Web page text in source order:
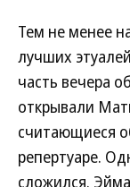
Тем не менее
лучших
часть вечера
открывали
считающиеся
репертуаре.
сложился.